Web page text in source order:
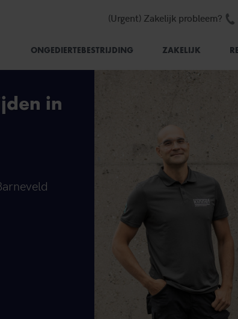
(Urgent) Zakelijk probleem?
ONGEDIERTEBESTRIJDING ZAKELIJK
in